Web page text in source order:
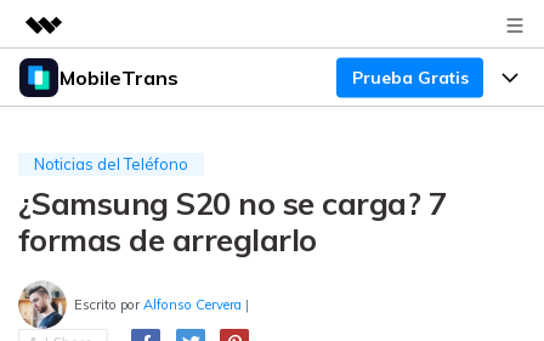
Productos destacados
Utilidades
Soluciones
Quiénes somos
Tienda
MobileTrans Prueba Gratis
Para Escritorio
Transferencia de WhatsApp
Pasa datos de WhatsApp de
Android a iPhone o viceversa. Hace
Precios
Precios para Windows
Precios para Mac
Guía de Usuario
Blog
Noticias del Teléfono
¿Samsung S20 no se carga? 7
formas de arreglarlo
Escrito porAlfonso Cervera |